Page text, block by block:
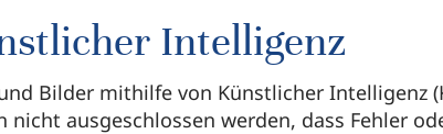
Intelligenz
Bilder mithilfe von Künstlicher Intelligenz
ausgeschlossen werden, dass Fehler